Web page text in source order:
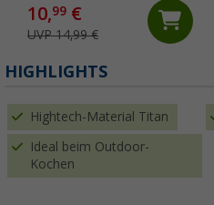
Ø 18 cm
10,99 €
UVP 14,99 €
HIGHLIGHTS
Hightech-Material Titan
Ideal beim Outdoor-
Kochen